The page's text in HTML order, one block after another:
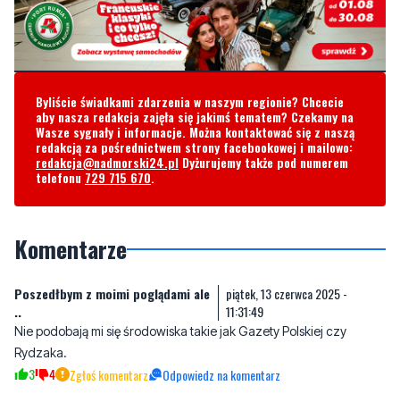
redakcja@nadmorski24.pl. Dyżurujemy także pod numerem
telefonu 729 715 670.
Byliście świadkami zdarzenia w naszym regionie? Chcecie
aby nasza redakcja zajęła się jakimś tematem? Czekamy na
redakcją za pośrednictwem strony facebookowej i mailowo:
telefonu
Komentarze
Poszedłbym z moimi poglądami ale
..
11:31:49